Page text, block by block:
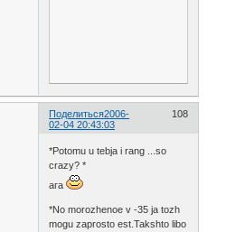
Поделиться 108
2006-
02-04 20:43:03
*Potomu u tebja i rang ...so
crazy? *
ага
*No morozhenoe v -35 ja tozh
mogu zaprosto est.Takshto libo